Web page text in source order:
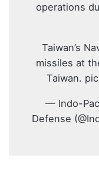
operations
Taiwan’s
missiles at
Taiwan.
— Indo-
Defense